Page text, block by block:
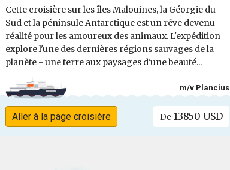
Cette croisière sur les îles Malouines, la Géorgie du
Sud et la péninsule Antarctique est un rêve devenu
réalité pour les amoureux des animaux. L'expédition
explore l'une des dernières régions sauvages de la
planète - une terre aux paysages d'une beauté...
m/v Plancius
Aller à la page croisière De 13850 USD